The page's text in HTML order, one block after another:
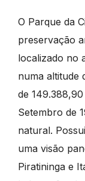
O Parque da
preservação
localizado no
numa altitude
de
Setembro de
natural.
uma visão
Piratininga e